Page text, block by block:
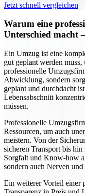
Jetzt schnell vergleichen
Warum eine
Unterschied macht
Ein Umzug ist eine
gut geplant werden
professionelle
Abwicklung, sondern
geplant und durchdacht
Lebensabschnitt
müssen.
Professionelle
Ressourcen, um auch
meistern. Von der
sicheren Transport bis
Sorgfalt und Know-how
sondern auch Nerven und
Ein weiterer Vorteil einer